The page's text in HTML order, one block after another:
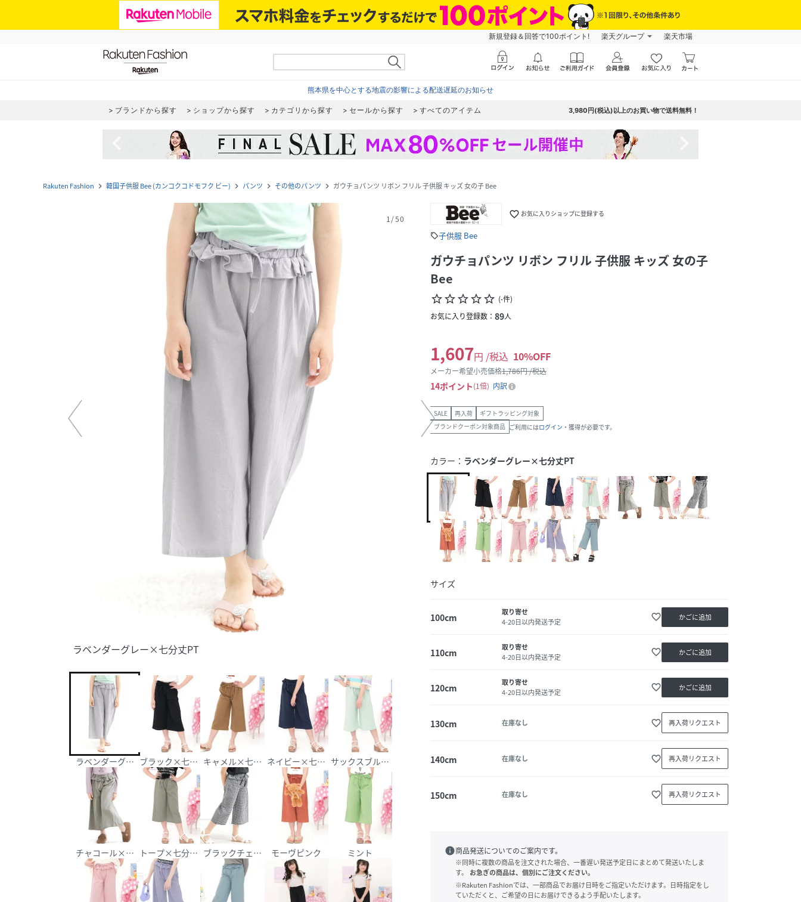
新規登録＆回答で100ポイント! 楽天グループ 楽天市場
熊本県を中心とする地震の影響による配送遅延のお知らせ
ブランドから探す ショップから探す カテゴリから探す セールから探す すべてのアイテム 3,980円(税込)以上のお買い物で送料無料！
Rakuten Fashion navigate_next 韓国子供服 Bee (カンコクコドモフク ビー) navigate_next パンツ navigate_next その他のパンツ navigate_next ガウチョパンツ リボン フリル 子供服 キッズ 女の子 Bee
1/50
ラベンダーグレー×七分丈PT
ラベンダーグレー×七分丈PT
ブラック×七分丈PTキャメル×七分丈PTネイビー×七分丈PTサックスブルー×七分丈PT
チャコール×七分丈PTトープ×七分丈PTブラックチェック×七分丈PT
モーヴピンク ミント
favorite_border お気に入りショップに登録する
sell子供服 Bee
ガウチョパンツ リボン フリル 子供服 キッズ 女の子
Bee
star_borderstar_borderstar_borderstar_borderstar_border (-件)
お気に入り登録数： 89人
1,607円 /税込 10%OFF
メーカー希望小売価格1,786円 /税込
14ポイント 1倍 内訳
SALE 再入荷
ギフトラッピング対象
ブランドクーポン対象商品 ご利用にはログイン ・獲得が必要です。
カラー： ラベンダーグレー×七分丈PT
サイズ
100cm
取り寄せ
4-20日以内発送予定
favorite_border かごに追加
110cm
取り寄せ
4-20日以内発送予定
favorite_border かごに追加
120cm
取り寄せ
4-20日以内発送予定
favorite_border かごに追加
130cm 在庫なし favorite_border 再入荷リクエスト
140cm 在庫なし favorite_border 再入荷リクエスト
150cm 在庫なし favorite_border 再入荷リクエスト
info商品発送についてのご案内です。
※同時に複数の商品を注文された場合、一番遅い発送予定日にまとめて発送いたしま
す。
お急ぎの商品は、個別にご注文ください。
※Rakuten Fashionでは、一部商品でお届け日時をご指定いただけます。日時指定をし
ていただくと、ご希望の日にお届けできるよう手配いたします。